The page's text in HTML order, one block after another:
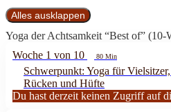
Alles ausklappen
Module
Yoga der Achtsamkeit “Best of”
Woche 1 von 10
80 Min
Schwerpunkt: Yoga für
Rücken und Hüfte
Du hast derzeit keinen Zugriff auf